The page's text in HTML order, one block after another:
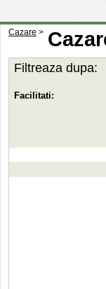
Cazare >
Filtreaza dupa:
Facilitati: